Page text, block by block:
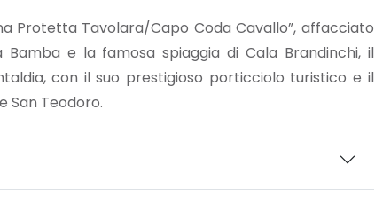
Protetta Tavolara/Capo Coda Cavallo”, affacciato
e la famosa spiaggia di Cala Brandinchi, il
con il suo prestigioso porticciolo turistico e il
San Teodoro.